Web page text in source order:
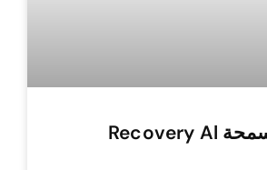
ريكفري السمحة Recovery Al